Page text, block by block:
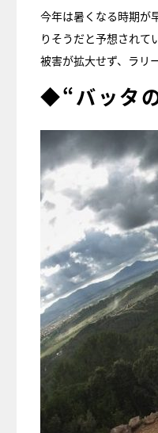
今年は暑くなる時期が
りそうだと予想されて
被害が拡大せず、ラリ
◆“バッタ